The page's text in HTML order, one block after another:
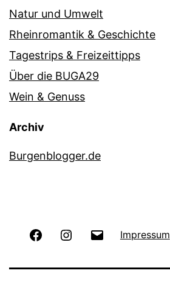
Natur und Umwelt
Rheinromantik & Geschichte
Tagestrips & Freizeittipps
Über die BUGA29
Wein & Genuss
Archiv
Burgenblogger.de
FacebookInstagram Impressum